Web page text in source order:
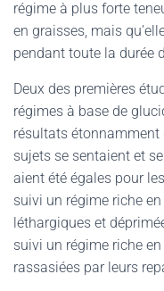
régime à plus forte
en graisses, mais
pendant toute la durée
Deux des premières
régimes à base de
résultats
sujets se sentaient et
aient été égales pour
suivi un régime riche
léthargiques et
suivi un régime riche
rassasiées par leurs